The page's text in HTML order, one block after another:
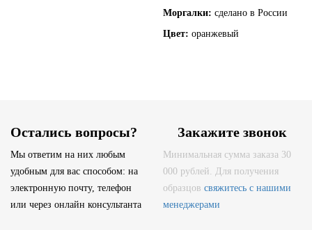
Моргалки: сделано в России
Цвет: оранжевый
Остались вопросы?
Мы ответим на них любым
удобным для вас способом: на
электронную почту, телефон
или через онлайн консультанта
Закажите звонок
Минимальная сумма заказа 30
000 рублей. Для получения
образцов свяжитесь с нашими
менеджерами